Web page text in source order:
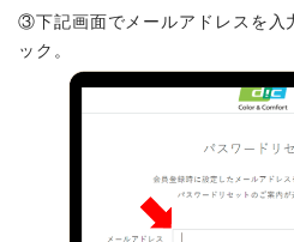
③下記画面でメールアドレスを入
ック。